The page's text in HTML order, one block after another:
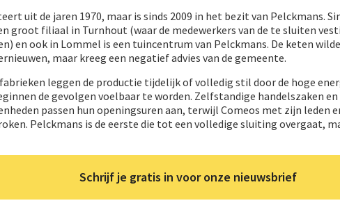
uit de jaren 1970, maar is sinds 2009 in het bezit van Pelckmans.
groot filiaal in Turnhout (waar de medewerkers van de te sluiten
en ook in Lommel is een tuincentrum van Pelckmans. De keten
maar kreeg een negatief advies van de gemeente.
leggen de productie tijdelijk of volledig stil door de hoge
de gevolgen voelbaar te worden. Zelfstandige handelszaken en
passen hun openingsuren aan, terwijl Comeos met zijn leden
Pelckmans is de eerste die tot een volledige sluiting overgaat,
Schrijf je gratis in voor onze nieuwsbrief